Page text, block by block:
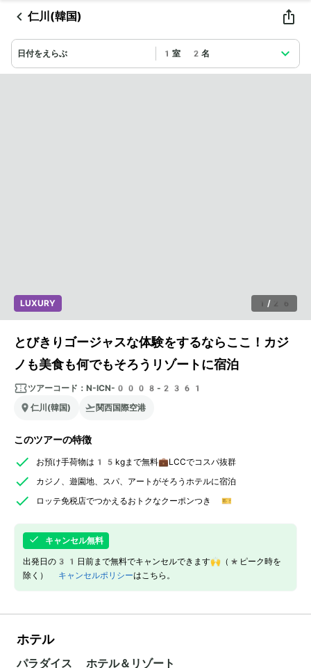
仁川(韓国)
日付をえらぶ 1室 2名
1 / 26
LUXURY
とびきりゴージャスな体験をするならここ！カジ
ノも美食も何でもそろうリゾートに宿泊
ツアーコード： N-ICN-0008-2361
仁川(韓国)
関西国際空港
このツアーの特徴
お預け手荷物は15kgまで無料💼LCCでコスパ抜群
カジノ、遊園地、スパ、アートがそろうホテルに宿泊
ロッテ免税店でつかえるおトクなクーポンつき 🎫
キャンセル無料
出発日の31日前まで無料でキャンセルできます🙌（*ピーク時を
除く） キャンセルポリシーはこちら。
ホテル
パラダイス ホテル＆リゾート